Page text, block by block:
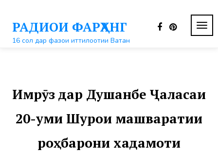
контентуРАДИОИ ФАРҲАНГ
16 сол дар фазои иттилоотии Ватан
Имрӯз дар Душанбе Ҷаласаи
20-уми Шурои машваратии
роҳбарони хадамоти